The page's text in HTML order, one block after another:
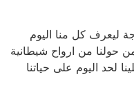
ليعرف كل منا اليوم
حولنا من ارواح شيطانية
لحد اليوم على حياتنا